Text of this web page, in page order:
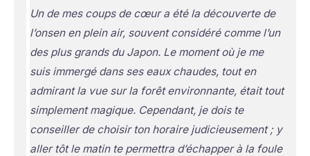
Un de mes coups de cœur a été la découverte de
l’onsen en plein air, souvent considéré comme l’un
des plus grands du Japon. Le moment où je me
suis immergé dans ses eaux chaudes, tout en
admirant la vue sur la forêt environnante, était tout
simplement magique. Cependant, je dois te
conseiller de choisir ton horaire judicieusement ; y
aller tôt le matin te permettra d’échapper à la foule